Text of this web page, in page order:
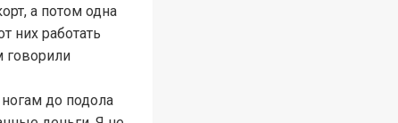
а потом одна
них работать
говорили
до подола